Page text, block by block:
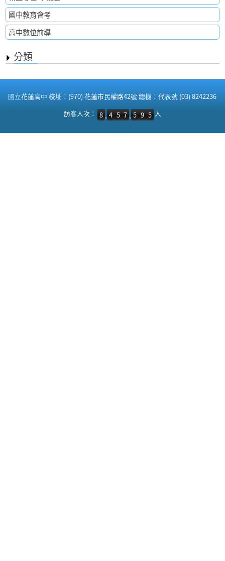
國中教育會考
高中數位前導
分類
國立花蓮高中 校址：(970) 花蓮市民權路42號 總機：代表號 (03) 8242236
訪客人次：8,457,595 人
訪客人次： 8 , 4 5 7 , 5 9 5 人